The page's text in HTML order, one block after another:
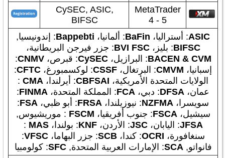
MetaTrader
4 - 5
CySEC, ASIC,
BIFSC
ASIC: أستراليا، BaFin: ألمانيا، Bappebti: إندونيسيا,
BIFSC: بليز،BVI FSC: جزر فيرجن البريطانية،
BACEN & CVM: البرازيل،CySEC: قبرص،CNMV
:
إسبانيا، CMVM: البرتغال، CSSF: لوكسمبورغ، CFTC
:
الولايات المتحدة الأمريكية، CBFSAI: أيرلندا، CMA
:
عمان، DFSA: دبي، FCA: المملكة المتحدة، FINMA
:
سويسرا،
NZFMA : نيوزيلندا، FRSA: أبو ظبي، FSA
:
سيشيل،FSCA: جنوب أفريقيا، FSCM : موريشيوس,
JFSA: اليابان،JSC: الأردن،KNF: بولندا،MAS
:
سنغافورة، OCRI: كندا،SCB: جزر البهاما،VFSC
:
فانواتو,SCA: الإمارات العربية المتحدة,SFC: كولومبيا